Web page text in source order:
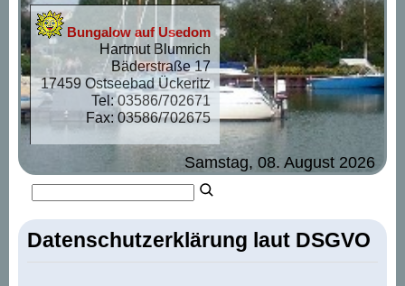
Bungalow auf Usedom
Hartmut Blumrich
Bäderstraße 17
17459 Ostseebad Ückeritz
Tel: 03586/702671
Fax: 03586/702675
Samstag, 08. August 2026
Datenschutzerklärung laut DSGVO